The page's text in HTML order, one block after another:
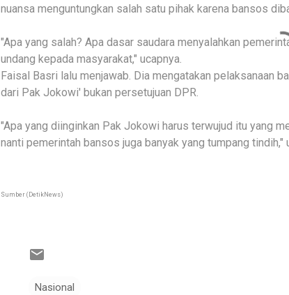
nuansa menguntungkan salah satu pihak karena bansos
"Apa yang salah? Apa dasar saudara menyalahkan
undang kepada masyarakat," ucapnya.
Faisal Basri lalu menjawab. Dia mengatakan pelaksanaan
dari Pak Jokowi' bukan persetujuan DPR.
"Apa yang diinginkan Pak Jokowi harus terwujud itu yang
nanti pemerintah bansos juga banyak yang tumpang tindih,"
Sumber (DetikNews)
Nasional